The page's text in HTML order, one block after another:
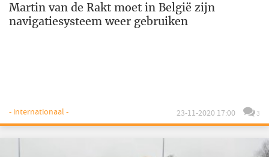
Martin van de Rakt moet in België zijn
navigatiesysteem weer gebruiken
- internationaal - 23-11-2020 17:00 3